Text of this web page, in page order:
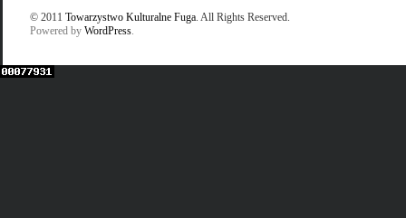
© 2011 Towarzystwo Kulturalne Fuga. All Rights Reserved.
Powered by WordPress.